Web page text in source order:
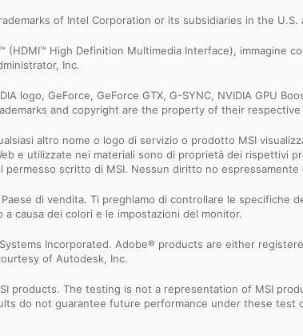
of Intel Corporation or its subsidiaries in the
High Definition Multimedia Interface), immagine
Inc.
logo, GeForce, GeForce GTX, G-SYNC, NVIDIA GPU
and copyright are the property of their
altro nome o logo di servizio o prodotto MSI
e utilizzate nei materiali sono di proprietà dei rispettivi
scritto di MSI. Nessun diritto no
di vendita. Ti preghiamo di controllare le
causa dei colori e le impostazioni del monitor.
Incorporated. Adobe® products are either
of Autodesk, Inc.
products. The testing is not a representation of MSI
do not guarantee future performance under these test